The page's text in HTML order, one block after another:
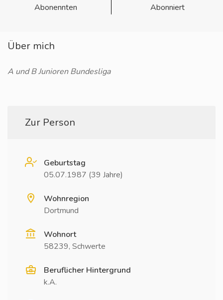
Abonennten
Abonniert
Über mich
A und B Junioren Bundesliga
Zur Person
Geburtstag
05.07.1987 (39 Jahre)
Wohnregion
Dortmund
Wohnort
58239, Schwerte
Beruflicher Hintergrund
k.A.